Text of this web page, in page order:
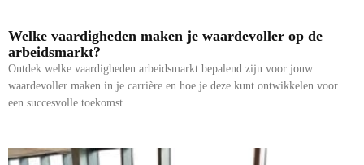
Welke vaardigheden maken je waardevoller op de
arbeidsmarkt?
Ontdek welke vaardigheden arbeidsmarkt bepalend zijn voor jouw
waardevoller maken in je carrière en hoe je deze kunt ontwikkelen voor
een succesvolle toekomst.